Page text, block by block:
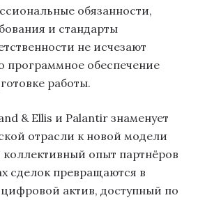
обязанности,
и стандарты
не исчезают
программное обеспечение
работы.
& Ellis и Palantir знаменует
отрасли к новой модели
коллективный опыт партнёров
сделок превращаются в
актив, доступный по